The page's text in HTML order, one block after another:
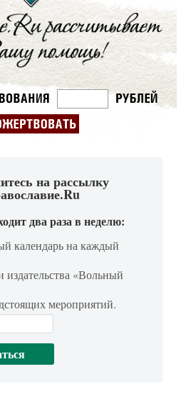
на рассылку
два раза в неделю:
календарь на каждый
«Вольный
мероприятий.